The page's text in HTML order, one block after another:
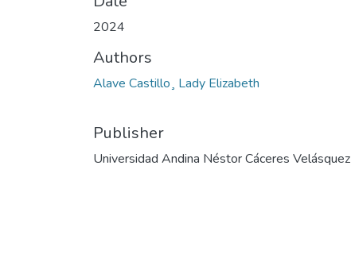
2024
Authors
Alave Castillo¸ Lady Elizabeth
Publisher
Universidad Andina Néstor Cáceres Velásquez